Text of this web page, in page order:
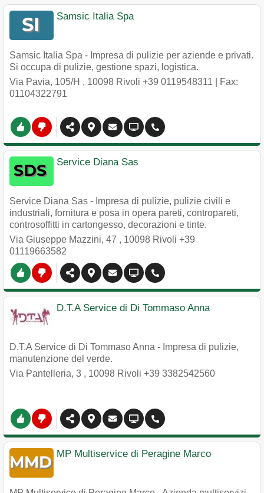
Samsic Italia Spa
Samsic Italia Spa - Impresa di pulizie per aziende e privati.
Si occupa di pulizie, gestione spazi, logistica.
Via Pavia, 105/H , 10098 Rivoli +39 0119548311 | Fax:
01104322791
Service Diana Sas
Service Diana Sas - Impresa di pulizie, pulizie civili e
industriali, fornitura e posa in opera pareti, contropareti,
controsoffitti in cartongesso, decorazioni e tinte.
Via Giuseppe Mazzini, 47 , 10098 Rivoli +39
01119663582
D.T.A Service di Di Tommaso Anna
D.T.A Service di Di Tommaso Anna - Impresa di pulizie,
manutenzione del verde.
Via Pantelleria, 3 , 10098 Rivoli +39 3382542560
MP Multiservice di Peragine Marco